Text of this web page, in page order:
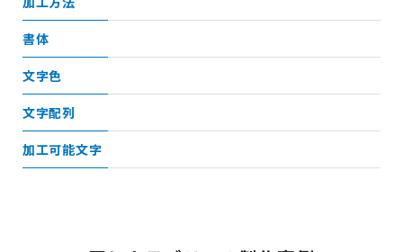
書体
文字色
文字配列
加工可能文字